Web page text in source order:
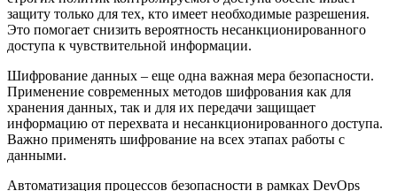
защиту только для тех, кто имеет необходимые разрешения.
Это помогает снизить вероятность несанкционированного
доступа к чувствительной информации.
Шифрование данных – еще одна важная мера безопасности.
Применение современных методов шифрования как для
хранения данных, так и для их передачи защищает
информацию от перехвата и несанкционированного доступа.
Важно применять шифрование на всех этапах работы с
данными.
Автоматизация процессов безопасности в рамках DevOps